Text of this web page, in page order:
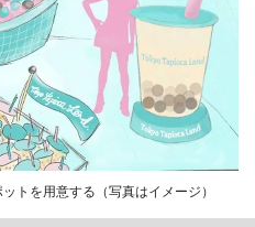
トを用意する（写真はイメージ）